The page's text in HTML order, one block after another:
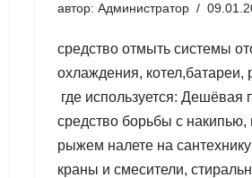
автор: Администратор
средство отмыть системы
охлаждения, котел,батареи,
где используется: Дешёвая
средство борьбы с накипью,
рыжем налете на
краны и смесители,